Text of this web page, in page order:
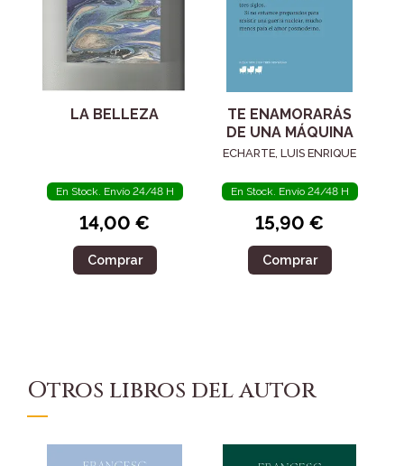
LA BELLEZA
En Stock. Envío 24/48 H
14,00 €
Comprar
TE ENAMORARÁS
DE UNA MÁQUINA
ECHARTE, LUIS ENRIQUE
En Stock. Envío 24/48 H
15,90 €
Comprar
Otros libros del autor